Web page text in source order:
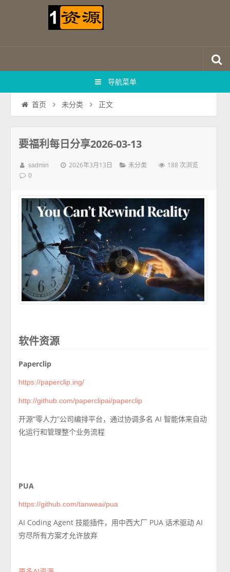
导航菜单
首页 未分类 正文
要福利每日分享2026-03-13
sadmin 2026年3月13日 未分类 188 次浏览
0
软件资源
Paperclip
https://paperclip.ing/
http://github.com/paperclipai/paperclip
开源“零人力”公司编排平台，通过协调多名 AI 智能体来自动
化运行和管理整个业务流程
PUA
https://github.com/tanweai/pua
AI Coding Agent 技能插件，用中西大厂 PUA 话术驱动 AI
穷尽所有方案才允许放弃